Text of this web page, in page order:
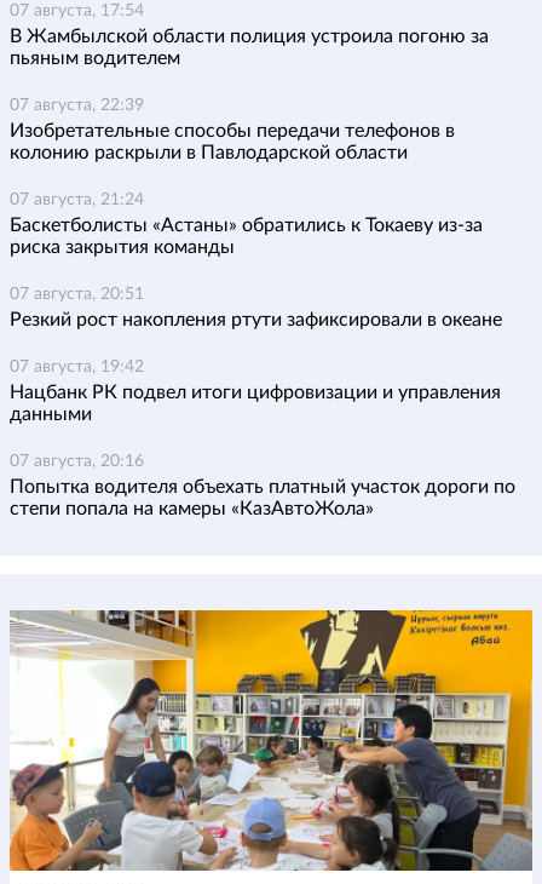
07 августа, 17:54
В Жамбылской области полиция устроила погоню за
пьяным водителем
07 августа, 22:39
Изобретательные способы передачи телефонов в
колонию раскрыли в Павлодарской области
07 августа, 21:24
Баскетболисты «Астаны» обратились к Токаеву из-за
риска закрытия команды
07 августа, 20:51
Резкий рост накопления ртути зафиксировали в океане
07 августа, 19:42
Нацбанк РК подвел итоги цифровизации и управления
данными
07 августа, 20:16
Попытка водителя объехать платный участок дороги по
степи попала на камеры «КазАвтоЖола»